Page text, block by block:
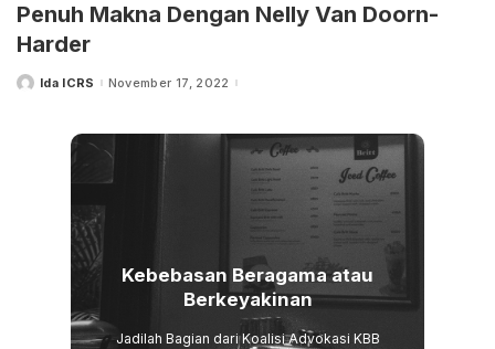
Penuh Makna Dengan Nelly Van Doorn-
Harder
PostedIda ICRS November 17, 2022
Kebebasan Beragama atau
Berkeyakinan
Jadilah Bagian dari Koalisi Advokasi KBB